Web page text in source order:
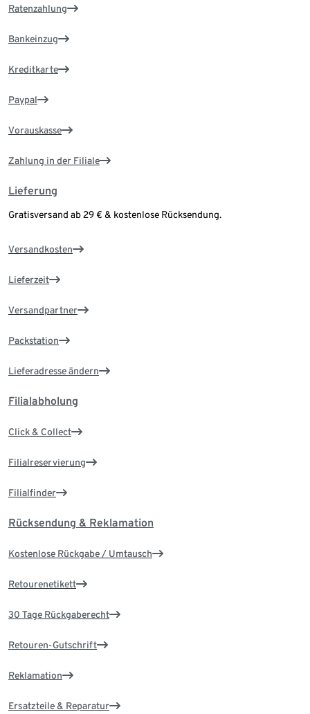
Ratenzahlung
Bankeinzug
Kreditkarte
Paypal
Vorauskasse
Zahlung in der Filiale
Lieferung
Gratisversand ab 29 € & kostenlose Rücksendung.
Versandkosten
Lieferzeit
Versandpartner
Packstation
Lieferadresse ändern
Filialabholung
Click & Collect
Filialreservierung
Filialfinder
Rücksendung & Reklamation
Kostenlose Rückgabe / Umtausch
Retourenetikett
30 Tage Rückgaberecht
Retouren-Gutschrift
Reklamation
Ersatzteile & Reparatur